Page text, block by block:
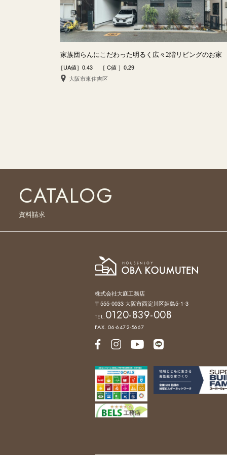
家族団らんにこだわった明るく広々2階リビングのお家
［UA値］0.43 ［ C値 ］0.29
大阪市東住吉区
CATALOG
資料請求
株式会社大庭工務店
〒555-0033 大阪市西淀川区姫島5-1-3
TEL.0120-839-008
FAX. 06-6472-5667